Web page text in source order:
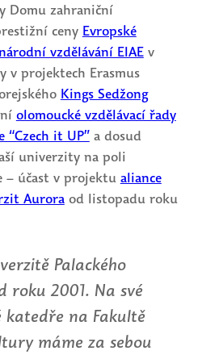
Domu zahraniční
ceny Evropské
vzdělávání EIAEv
v projektech Erasmus
Kings Sedžong
olomoucké vzdělávací řady
“Czech it UP”a dosud
univerzity na poli
– účast v projektu aliance
Auroraod listopadu roku
Palackého
roku 2001. Na své
katedře na Fakultě
máme za sebou